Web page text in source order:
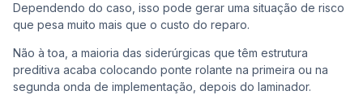
Dependendo do caso, isso pode gerar uma situação de risco
que pesa muito mais que o custo do reparo.
Não à toa, a maioria das siderúrgicas que têm estrutura
preditiva acaba colocando ponte rolante na primeira ou na
segunda onda de implementação, depois do laminador.